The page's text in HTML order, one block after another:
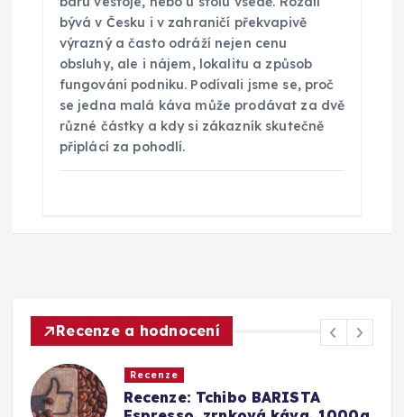
bývá v Česku i v zahraničí překvapivě
výrazný a často odráží nejen cenu
obsluhy, ale i nájem, lokalitu a způsob
fungování podniku. Podívali jsme se, proč
se jedna malá káva může prodávat za dvě
různé částky a kdy si zákazník skutečně
připlácí za pohodlí.
Recenze a hodnocení
Recenze
Srovnání a recenze: Tchibo